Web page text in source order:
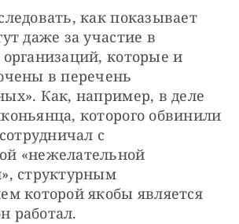
как показывает
даже за участие в
организаций, которые и
в перечень
Как, например, в деле
которого обвинили
с
«нежелательной
структурным
которой якобы является
работал.